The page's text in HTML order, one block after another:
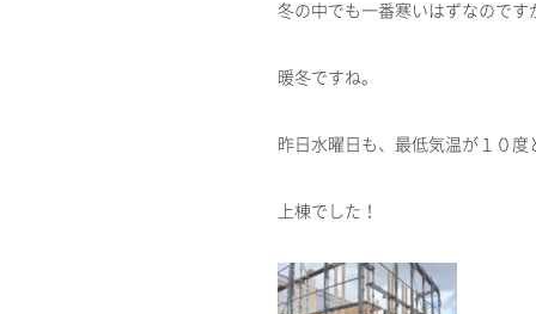
冬の中でも一番寒いはずなのです
暖冬ですね。
昨日水曜日も、最低気温が１０度
上棟でした！